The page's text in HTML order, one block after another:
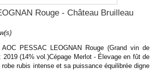
Rouge - Château Bruilleau
PESSAC LEOGNAN Rouge (Grand vin de
2019 (14% vol.)Cépage Merlot - Élevage en fût de
rubis intense et sa puissance équilibrée digne